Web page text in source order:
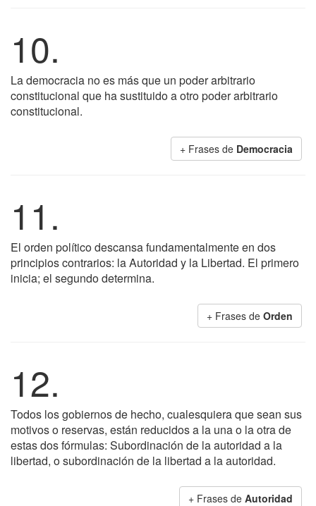
10.
La democracia no es más que un poder arbitrario
constitucional que ha sustituido a otro poder arbitrario
constitucional.
+ Frases de Democracia
11.
El orden político descansa fundamentalmente en dos
principios contrarios: la Autoridad y la Libertad. El primero
inicia; el segundo determina.
+ Frases de Orden
12.
Todos los gobiernos de hecho, cualesquiera que sean sus
motivos o reservas, están reducidos a la una o la otra de
estas dos fórmulas: Subordinación de la autoridad a la
libertad, o subordinación de la libertad a la autoridad.
+ Frases de Autoridad